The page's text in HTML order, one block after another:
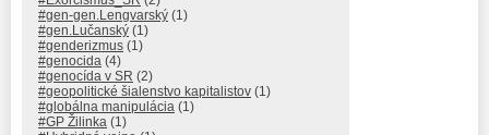
#gen-gen.Lengvarský (1)
#gen.Lučanský (1)
#genderizmus (1)
#genocida (4)
#genocída v SR (2)
#geopolitické šialenstvo kapitalistov (1)
#globálna manipulácia (1)
#GP Žilinka (1)